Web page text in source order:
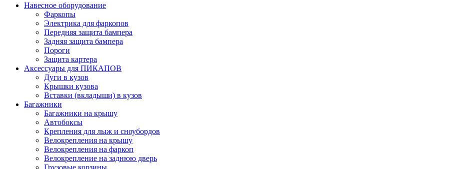
Навесное оборудование
Фаркопы
Электрика для фаркопов
Передняя защита бампера
Задняя защита бампера
Пороги
Защита картера
Аксессуары для ПИКАПОВ
Дуги в кузов
Крышки кузова
Вставки (вкладыши) в кузов
Багажники
Багажники на крышу
Автобоксы
Крепления для лыж и сноубордов
Велокрепления на крышу
Велокрепления на фаркоп
Велокрепление на заднюю дверь
Грузовые корзины